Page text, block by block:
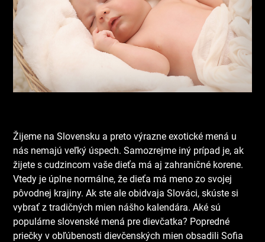
Žijeme na Slovensku a preto výrazne exotické mená u
nás nemajú veľký úspech. Samozrejme iný prípad je, ak
žijete s cudzincom vaše dieťa má aj zahraničné korene.
Vtedy je úplne normálne, že dieťa má meno zo svojej
pôvodnej krajiny. Ak ste ale obidvaja Slováci, skúste si
vybrať z tradičných mien nášho kalendára. Aké sú
populárne slovenské mená pre dievčatka? Popredné
priečky v obľúbenosti dievčenských mien obsadili Sofia